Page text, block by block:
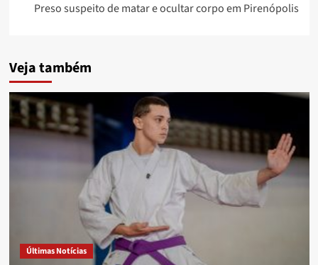
Preso suspeito de matar e ocultar corpo em Pirenópolis
Veja também
Últimas Notícias